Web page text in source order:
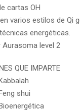
cartas OH
varios estilos de Qi
energéticas.
level 2
QUE IMPARTE
shui